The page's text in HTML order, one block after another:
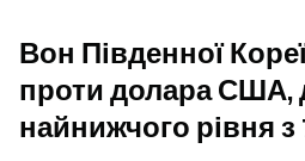
Вон Південної
проти долара США,
найнижчого рівня з